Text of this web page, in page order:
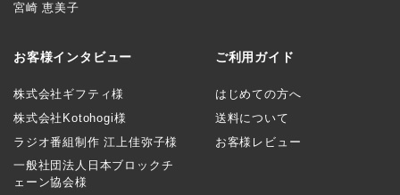
宮崎 恵美子
お客様インタビュー
株式会社ギフティ様
株式会社Kotohogi様
ラジオ番組制作 江上佳弥子様
一般社団法人日本ブロックチ
ェーン協会様
ご利用ガイド
はじめての方へ
送料について
お客様レビュー